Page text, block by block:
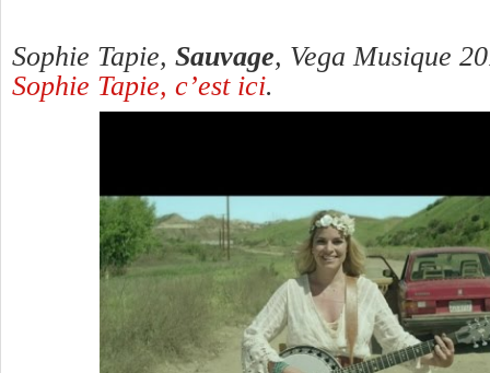
Sophie Tapie, Sauvage, Vega Musique
Sophie Tapie, c’est ici.